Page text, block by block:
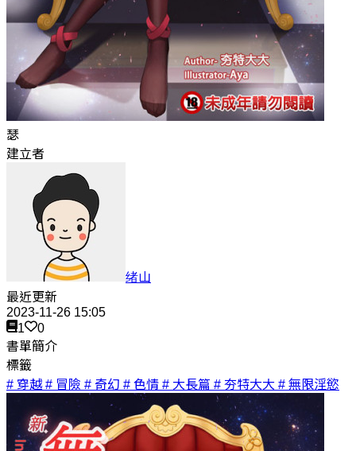
瑟
建立者
绪山
最近更新
2023-11-26 15:05
1
0
書單簡介
標籤
# 穿越# 冒險 # 奇幻 # 色情 # 大長篇 # 夯特大大 # 無限淫慾